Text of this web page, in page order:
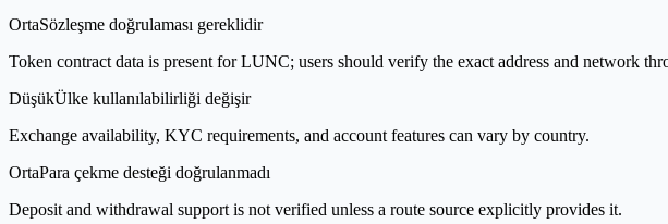
OrtaSözleşme doğrulaması gereklidir
Token contract data is present for LUNC; users should verify the exact address and network
DüşükÜlke kullanılabilirliği değişir
Exchange availability, KYC requirements, and account features can vary by country.
OrtaPara çekme desteği doğrulanmadı
Deposit and withdrawal support is not verified unless a route source explicitly provides it.